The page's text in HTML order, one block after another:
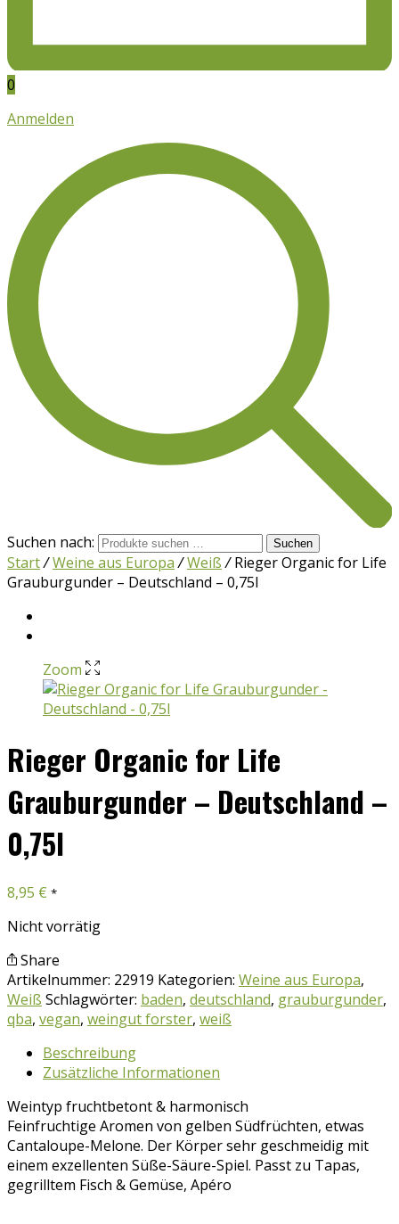
0
Anmelden
Suchen nach: Suchen
Start/Weine aus Europa /Weiß /Rieger Organic for Life
Grauburgunder – Deutschland – 0,75l
Zoom
Rieger Organic for Life
Grauburgunder – Deutschland –
0,75l
8,95 € *
Nicht vorrätig
Share
Artikelnummer: 22919 Kategorien: Weine aus Europa,
Weiß Schlagwörter: baden, deutschland, grauburgunder,
qba, vegan, weingut forster, weiß
Beschreibung
Zusätzliche Informationen
Weintyp fruchtbetont & harmonisch
Feinfruchtige Aromen von gelben Südfrüchten, etwas
Cantaloupe-Melone. Der Körper sehr geschmeidig mit
einem exzellenten Süße-Säure-Spiel. Passt zu Tapas,
gegrilltem Fisch & Gemüse, Apéro